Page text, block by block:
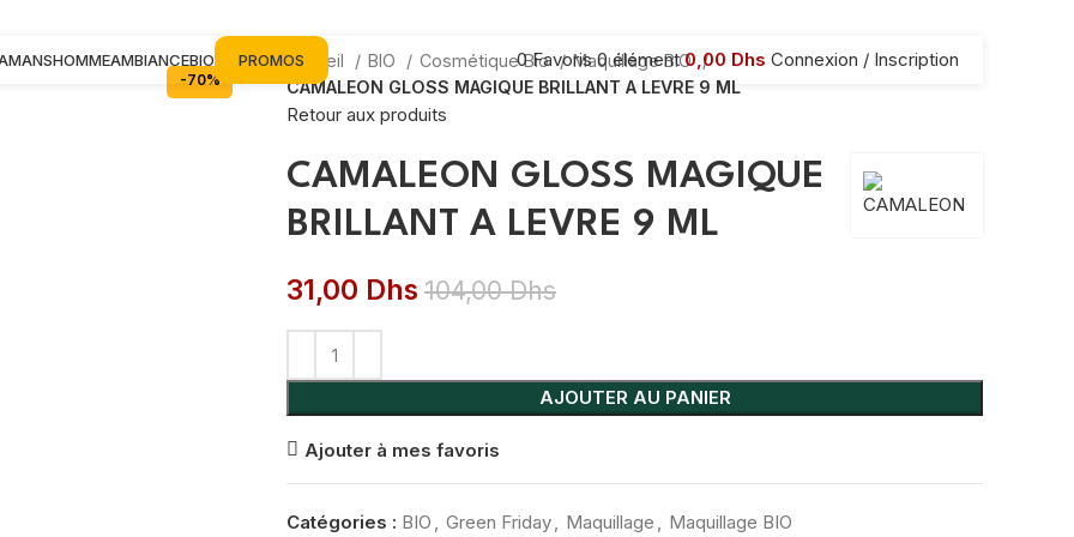
HOMMEAMBIANCEBIO PROMOS 0Favoris 0élément 0,00 Dhs Connexion / Inscription
-70%
Accueil BIO Cosmétique Bio
Maquillage BIO
CAMALEON GLOSS MAGIQUE BRILLANT A LEVRE 9 ML
Retour aux produits
CAMALEON GLOSS MAGIQUE
BRILLANT A LEVRE 9 ML
31,00 Dhs 104,00Dhs
AJOUTER AU PANIER
Ajouter à mes favoris
Catégories : BIO , Green Friday, Maquillage , Maquillage BIO